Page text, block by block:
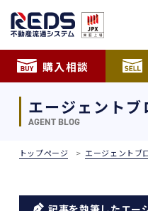
購入相談
エージェントブ
AGENT BLOG
トップページ エージェントブ